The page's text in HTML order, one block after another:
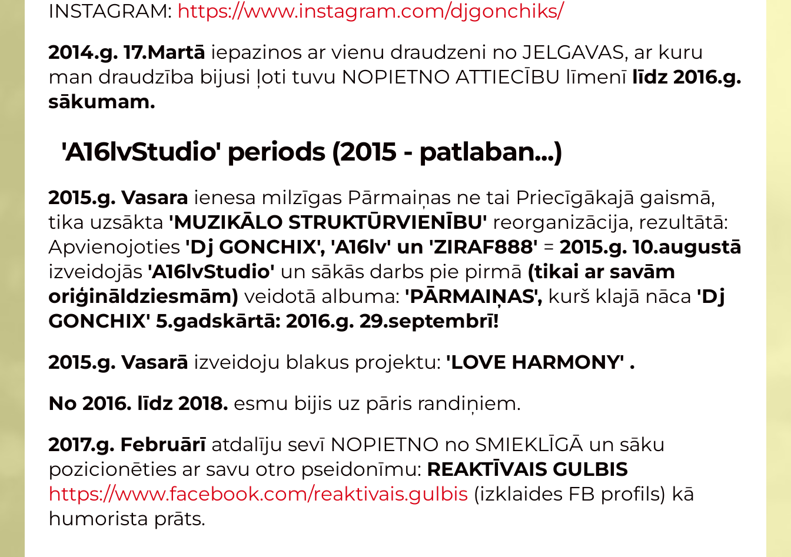
INSTAGRAM: https://www.instagram.com/djgonchiks/
2014.g. 17.Martā iepazinos ar vienu draudzeni no JELGAVAS, ar kuru
man draudzība bijusi ļoti tuvu NOPIETNO ATTIECĪBU līmenī līdz 2016.g.
sākumam.
'A16lvStudio' periods (2015 - patlaban...)
2015.g. Vasara ienesa milzīgas Pārmaiņas ne tai Priecīgākajā gaismā,
tika uzsākta 'MUZIKĀLO STRUKTŪRVIENĪBU' reorganizācija, rezultātā:
Apvienojoties 'Dj GONCHIX', 'A16lv' un 'ZIRAF888' = 2015.g. 10.augustā
izveidojās 'A16lvStudio' un sākās darbs pie pirmā (tikai ar savām
oriģināldziesmām) veidotā albuma: 'PĀRMAIŅAS', kurš klajā nāca 'Dj
GONCHIX' 5.gadskārtā: 2016.g. 29.septembrī!
2015.g. Vasarā izveidoju blakus projektu: 'LOVE HARMONY' .
No 2016. līdz 2018. esmu bijis uz pāris randiņiem.
2017.g. Februārī atdalīju sevī NOPIETNO no SMIEKLĪGĀ un sāku
pozicionēties ar savu otro pseidonīmu: REAKTĪVAIS GULBIS
https://www.facebook.com/reaktivais.gulbis (izklaides FB profils) kā
humorista prāts.